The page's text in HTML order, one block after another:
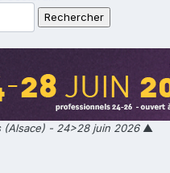
(Alsace) - 24>28 juin 2026▲